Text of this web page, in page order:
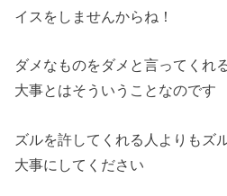
イスをしませんからね！
ダメなものをダメと言ってくれ
大事とはそういうことなのです
ズルを許してくれる人よりもズ
大事にしてください